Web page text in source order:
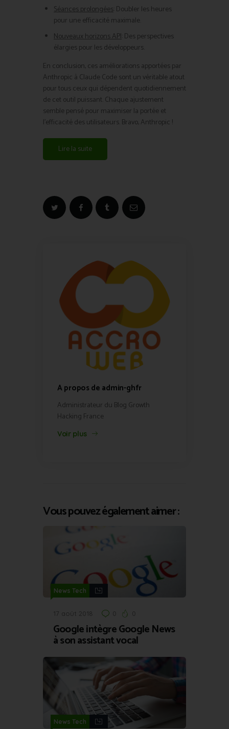
Séances prolongées : Doubler les heures
pour une efficacité maximale.
Nouveaux horizons API : Des perspectives
élargies pour les développeurs.
En conclusion, ces améliorations apportées par
Anthropic à Claude Code sont un véritable atout
pour tous ceux qui dépendent quotidiennement
de cet outil puissant. Chaque ajustement
semble pensé pour maximiser la portée et
l’efficacité des utilisateurs. Bravo, Anthropic !
Lire la suite
A propos de admin-ghfr
Administrateur du Blog Growth
Hacking France
Voir plus
Vous pouvez également aimer :
News Tech
17 août 2018 0 0
Google intègre Google News
à son assistant vocal
News Tech